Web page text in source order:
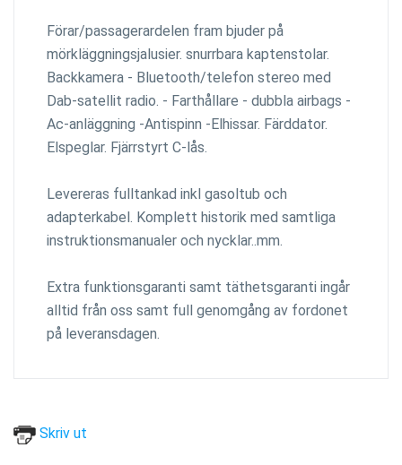
Förar/passagerardelen fram bjuder på
mörkläggningsjalusier. snurrbara kaptenstolar.
Backkamera - Bluetooth/telefon stereo med
Dab-satellit radio. - Farthållare - dubbla airbags -
Ac-anläggning -Antispinn -Elhissar. Färddator.
Elspeglar. Fjärrstyrt C-lås.
Levereras fulltankad inkl gasoltub och
adapterkabel. Komplett historik med samtliga
instruktionsmanualer och nycklar..mm.
Extra funktionsgaranti samt täthetsgaranti ingår
alltid från oss samt full genomgång av fordonet
på leveransdagen.
Skriv ut